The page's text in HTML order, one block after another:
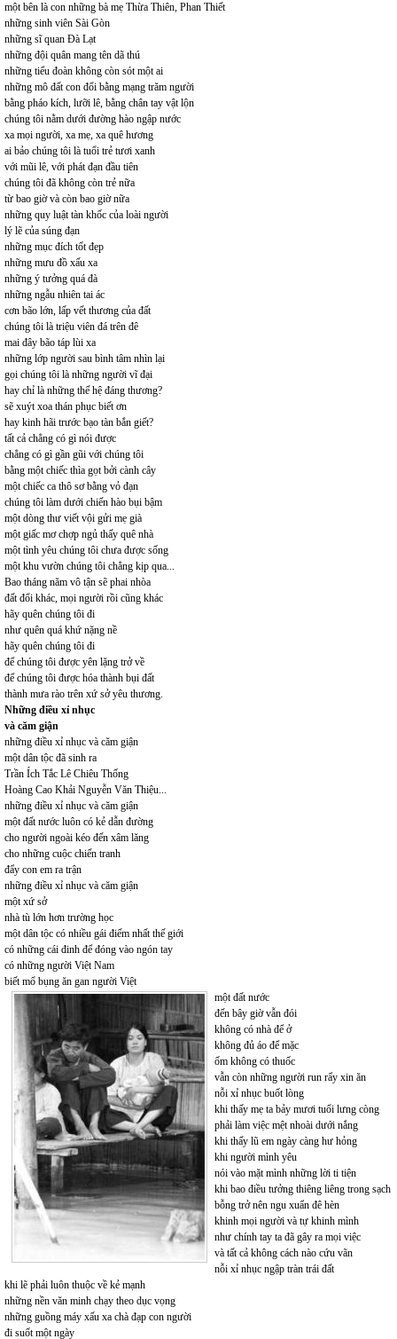
một bên là con những bà mẹ Thừa Thiên, Phan Thiết
những sinh viên Sài Gòn
những sĩ quan Đà Lạt
những đội quân mang tên dã thú
những tiểu đoàn không còn sót một ai
những mô đất con đổi bằng mạng trăm người
bằng pháo kích, lưỡi lê, bằng chân tay vật lộn
chúng tôi nằm dưới đường hào ngập nước
xa mọi người, xa mẹ, xa quê hương
ai bảo chúng tôi là tuổi trẻ tươi xanh
với mũi lê, với phát đạn đầu tiên
chúng tôi đã không còn trẻ nữa
từ bao giờ và còn bao giờ nữa
những quy luật tàn khốc của loài người
lý lẽ của súng đạn
những mục đích tốt đẹp
những mưu đồ xấu xa
những ý tưởng quá đà
những ngẫu nhiên tai ác
cơn bão lớn, lấp vết thương của đất
chúng tôi là triệu viên đá trên đê
mai đây bão táp lùi xa
những lớp người sau bình tâm nhìn lại
gọi chúng tôi là những người vĩ đại
hay chỉ là những thế hệ đáng thương?
sẽ xuýt xoa thán phục biết ơn
hay kinh hãi trước bạo tàn bắn giết?
tất cả chẳng có gì nói được
chẳng có gì gần gũi với chúng tôi
bằng một chiếc thìa gọt bởi cành cây
một chiếc ca thô sơ bằng vỏ đạn
chúng tôi làm dưới chiến hào bụi bậm
một dòng thư viết vội gửi mẹ già
một giấc mơ chợp ngủ thấy quê nhà
một tình yêu chúng tôi chưa được sống
một khu vườn chúng tôi chẳng kịp qua...
Bao tháng năm vô tận sẽ phai nhòa
đất đổi khác, mọi người rồi cũng khác
hãy quên chúng tôi đi
như quên quá khứ nặng nề
hãy quên chúng tôi đi
để chúng tôi được yên lặng trở về
để chúng tôi được hóa thành bụi đất
thành mưa rào trên xứ sở yêu thương.
Những điều xỉ nhục
và căm giận
những điều xỉ nhục và căm giận
một dân tộc đã sinh ra
Trần Ích Tắc Lê Chiêu Thống
Hoàng Cao Khải Nguyễn Văn Thiệu...
những điều xỉ nhục và căm giận
một đất nước luôn có kẻ dẫn đường
cho người ngoài kéo đến xâm lăng
cho những cuộc chiến tranh
đẩy con em ra trận
những điều xỉ nhục và căm giận
một xứ sở
nhà tù lớn hơn trường học
một dân tộc có nhiều gái điếm nhất thế giới
có những cái đinh để đóng vào ngón tay
có những người Việt Nam
biết mổ bụng ăn gan người Việt
một đất nước
đến bây giờ vẫn đói
không có nhà để ở
không đủ áo để mặc
ốm không có thuốc
vẫn còn những người run rẩy xin ăn
nỗi xỉ nhục buốt lòng
khi thấy mẹ ta bảy mươi tuổi lưng còng
phải làm việc mệt nhoài dưới nắng
khi thấy lũ em ngày càng hư hỏng
khi người mình yêu
nói vào mặt mình những lời ti tiện
khi bao điều tưởng thiêng liêng trong sạch
bỗng trở nên ngu xuẩn đê hèn
khinh mọi người và tự khinh mình
như chính tay ta đã gây ra mọi việc
và tất cả không cách nào cứu vãn
nỗi xỉ nhục ngập tràn trái đất
khi lẽ phải luôn thuộc về kẻ mạnh
những nền văn minh chạy theo dục vọng
những guồng máy xấu xa chà đạp con người
đi suốt một ngày